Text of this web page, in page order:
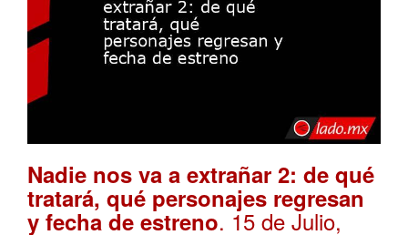
Nadie nos va a extrañar 2: de qué
tratará, qué personajes regresan
y fecha de estreno. 15 de Julio,